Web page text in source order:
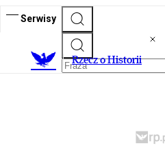
Serwisy
Rzecz o Historii